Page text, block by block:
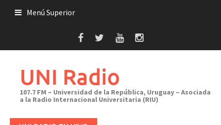
Menú Superior
UNI Radio
107.7 FM – Universidad de la República, Uruguay – Asociada
a la Radio Internacional Universitaria (RIU)